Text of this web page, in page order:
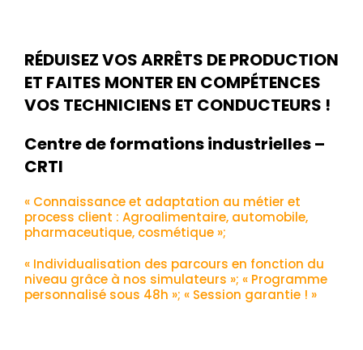
RÉDUISEZ VOS ARRÊTS DE PRODUCTION
ET FAITES MONTER EN COMPÉTENCES
VOS TECHNICIENS ET CONDUCTEURS !
Centre de formations industrielles –
CRTI
« Connaissance et adaptation au métier et
process client : Agroalimentaire, automobile,
pharmaceutique, cosmétique »;
« Individualisation des parcours en fonction du
niveau grâce à nos simulateurs »; « Programme
personnalisé sous 48h »; « Session garantie ! »